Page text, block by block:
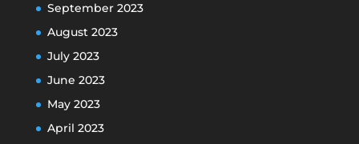
September 2023
August 2023
July 2023
June 2023
May 2023
April 2023